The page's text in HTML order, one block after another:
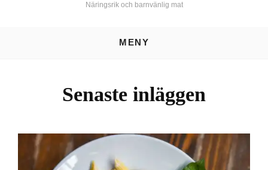
Näringsrik och barnvänlig mat
MENY
Senaste inläggen